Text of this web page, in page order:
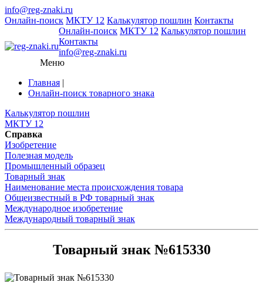
info@reg-znaki.ru
Онлайн-поиск МКТУ 12 Калькулятор пошлин Контакты
Онлайн-поиск МКТУ 12 Калькулятор пошлин
Контакты
info@reg-znaki.ru
Меню
Главная |
Онлайн-поиск товарного знака
Калькулятор пошлин
МКТУ 12
Справка
Изобретение
Полезная модель
Промышленный образец
Товарный знак
Наименование места происхождения товара
Общеизвестный в РФ товарный знак
Международное изобретение
Международный товарный знак
Товарный знак №615330